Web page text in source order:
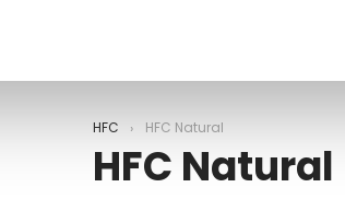
HFC HFC Natural
HFC Natural